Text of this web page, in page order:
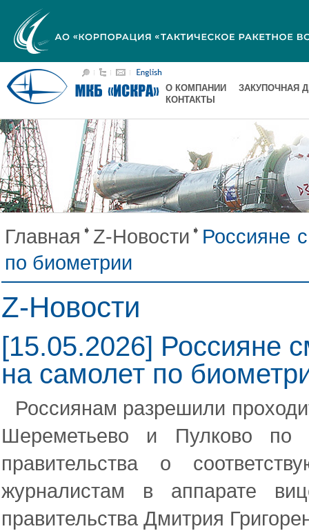
О КОМПАНИИ
ЗАКУПОЧНАЯ
КОНТАКТЫ
Главная Z-Новости
Россияне
по биометрии
Z-Новости
[15.05.2026] Россияне
на самолет по
Россиянам разрешили
Шереметьево и Пулково по
правительства о
журналистам в аппарате
правительства Дмитрия